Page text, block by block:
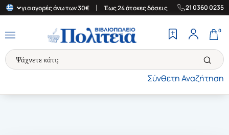
για αγορές άνω των 30€ Έως 24 άτοκες δόσεις | Δωρεάν
21 0360 0235
Σύνθετη Αναζήτηση
0